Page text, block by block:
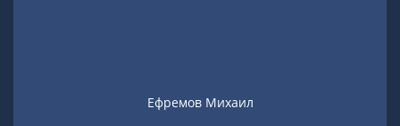
Ефремов Михаил